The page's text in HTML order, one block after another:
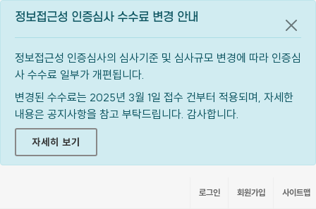
정보접근성 인증심사 수수료 변경 안내
정보접근성 인증심사의 심사기준 및 심사규모 변경에 따라 인증심
사 수수료 일부가 개편됩니다.
변경된 수수료는 2025년 3월 1일 접수 건부터 적용되며, 자세한
내용은 공지사항을 참고 부탁드립니다. 감사합니다.
자세히 보기
공지
로그인 회원가입 사이트맵